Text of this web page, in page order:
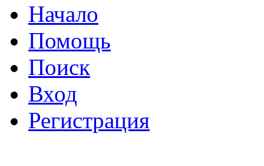
Начало
Помощь
Поиск
Вход
Регистрация